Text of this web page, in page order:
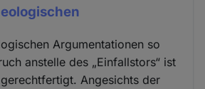
Argumentationen so
anstelle des „Einfallstors“ ist
Angesichts der